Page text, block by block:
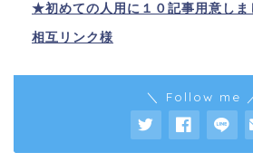
★初めての人用に１０記事用意し
相互リンク様
＼ Follow me